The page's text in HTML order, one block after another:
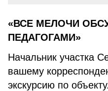
«ВСЕ МЕЛОЧИ
ПЕДАГОГАМИ»
Начальник участка
вашему
экскурсию по